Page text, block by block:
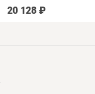
20 128 ₽